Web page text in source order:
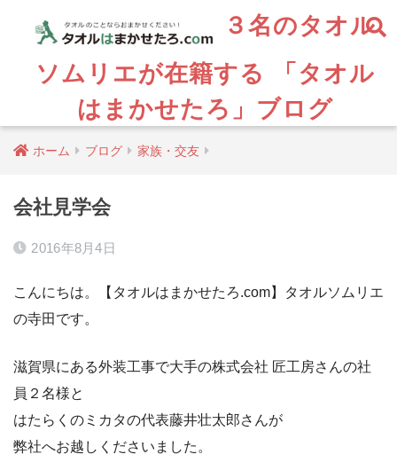
３名のタオル
ソムリエが在籍する 「タオル
はまかせたろ」ブログ
ホーム ブログ 家族・交友
会社見学会
2016年8月4日
こんにちは。【タオルはまかせたろ.com】タオルソムリエ
の寺田です。
滋賀県にある外装工事で大手の株式会社 匠工房さんの社
員２名様と
はたらくのミカタの代表藤井壮太郎さんが
弊社へお越しくださいました。